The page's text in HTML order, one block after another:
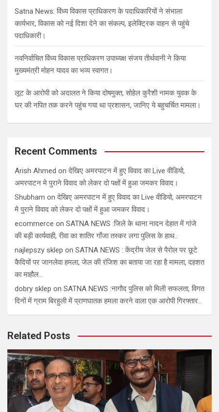
Satna News: विंध्य विकास प्राधिकरण के पदाधिकारियों ने संभाला
कार्यभार, विकास को नई दिशा देने का संकल्प, इलेक्ट्रिक वाहन से पहुंचे
पदाधिकारी।
नवनिर्वाचित विंध्य विकास प्राधिकरण उपाध्यक्ष संजय तीर्थवानी ने किया
मुख्यमंत्री मोहन यादव का भव्य स्वागत।
लूट के आरोपी को अदालत ने किया दोषमुक्त, सोहेल कुरैशी नामक युवक के
घर की नपित तक करने पहुंच गया था प्रशासन, जानिए ये बहुचर्चित मामला।
Recent Comments
Arish Ahmed onदेखिए अमरपाटन में हुए विवाद का Live वीडियो,
अमरपाटन मे पुराने विवाद को लेकर दो पक्षों में हुआ जमकर विवाद।
Shubham onदेखिए अमरपाटन में हुए विवाद का Live वीडियो, अमरपाटन
मे पुराने विवाद को लेकर दो पक्षों में हुआ जमकर विवाद।
ecommerce on SATNA NEWS :जिले के थाना नादन देहात में गांजे
की बड़ी कार्यवाही, रीवा का शातिर गाँजा तस्कर लगा पुलिस के हाथ..
najlepszy sklep on SATNA NEWS : केंद्रीय जेल से पैरोल पर छूटे
कैदियों पर जानलेवा हमला, जेल की रंजिश का बताया जा रहा है मामला, दहशत
का माहौल…
dobry sklep on SATNA NEWS :नागौद पुलिस को मिली सफलता, विगत
दिनों में ग्राम बिरहुली में प्राणघातक हमला करने वाला एक आरोपी गिरफ्तार..
Related Posts